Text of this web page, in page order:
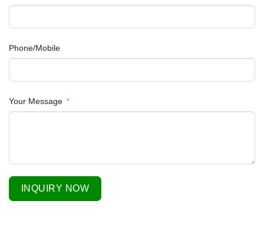
Phone/Mobile
Your Message
INQUIRY NOW